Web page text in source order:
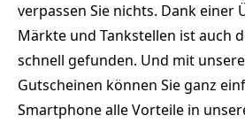
verpassen Sie nichts. Dank einer
Märkte und Tankstellen ist auch
schnell gefunden. Und mit
Gutscheinen können Sie ganz
Smartphone alle Vorteile in